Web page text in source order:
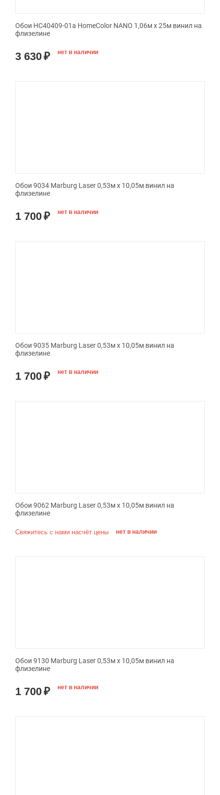
Обои HC40409-01a HomeColor NANO 1,06м x 25м винил на
флизелине
3 630₽ нет в наличии
Обои 9034 Marburg Laser 0,53м x 10,05м винил на
флизелине
1 700₽ нет в наличии
Обои 9035 Marburg Laser 0,53м x 10,05м винил на
флизелине
1 700₽ нет в наличии
Обои 9062 Marburg Laser 0,53м x 10,05м винил на
флизелине
Свяжитесь с нами насчёт цены нет в наличии
Обои 9130 Marburg Laser 0,53м x 10,05м винил на
флизелине
1 700₽ нет в наличии